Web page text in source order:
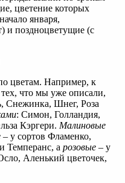
цветение которых
января,
и поздноцветущие (с
цветам. Например, к
что мы уже описали,
Снежинка, Шнег, Роза
: Симон, Голландия,
Кэргери. Малиновые
– у сортов Фламенко,
Темперанс, а розовые – у
Аленький цветочек,